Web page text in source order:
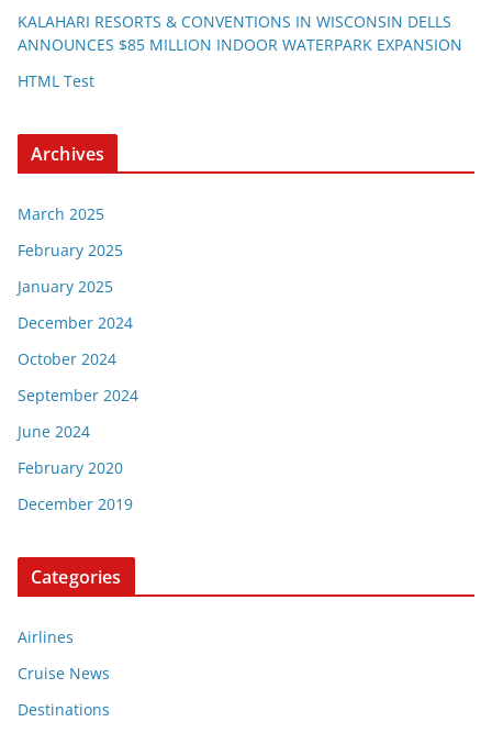
KALAHARI RESORTS & CONVENTIONS IN WISCONSIN DELLS
ANNOUNCES $85 MILLION INDOOR WATERPARK EXPANSION
HTML Test
Archives
March 2025
February 2025
January 2025
December 2024
October 2024
September 2024
June 2024
February 2020
December 2019
Categories
Airlines
Cruise News
Destinations